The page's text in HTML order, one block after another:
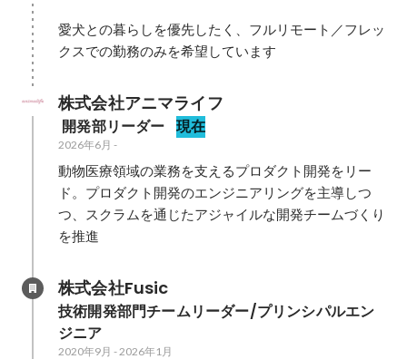
愛犬との暮らしを優先したく、フルリモート／フレッ
クスでの勤務のみを希望しています
株式会社アニマライフ
開発部リーダー 現在
2026年6月 -
動物医療領域の業務を支えるプロダクト開発をリー
ド。プロダクト開発のエンジニアリングを主導しつ
つ、スクラムを通じたアジャイルな開発チームづくり
を推進
株式会社Fusic
技術開発部門チームリーダー/プリンシパルエン
ジニア
2020年9月 -2026年1月